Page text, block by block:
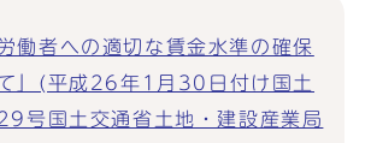
働者への適切な賃金水準の確保
」(平成26年1月30日付け国土
号国土交通省土地・建設産業局